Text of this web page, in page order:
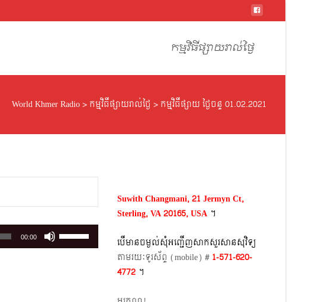
content
កម្មវិធីផ្សាយរាល់ថ្ងៃ
World Khmer Radio> កម្មវិធីផ្សាយរាល់ថ្ងៃ > កម្មវិធីផ្សាយ ថ្ងៃចន្ទ 01.02.2021
00:00
Suwith Changmani, 21 Jermyn Ct,
Sterling, VA 20165, USA ។​
បើមានចម្ងល់​សុំអញ្ជើញសាកសួរសានសុវិទ្យ
តាមរយៈទូរស័ព្ទ​ (mobile)​ # 1-571-620-
4772​ ។